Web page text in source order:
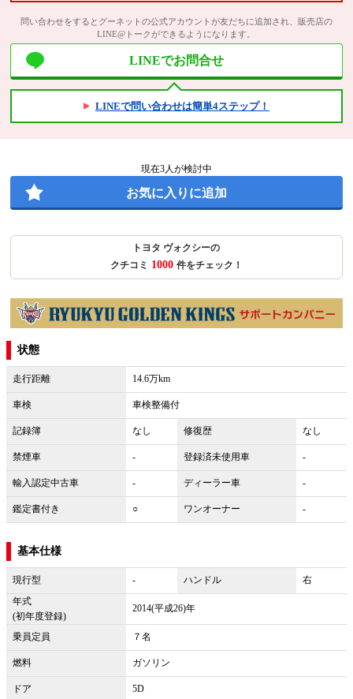
問い合わせをするとグーネットの公式アカウントが友だちに追加され、販売店の
LINE@トークができるようになります。
LINEでお問合せ
LINEで問い合わせは簡単4ステップ！
現在3人が検討中
お気に入りに追加
トヨタ ヴォクシーの
クチコミ 1000 件をチェック！
状態
走行距離 14.6万km
車検 車検整備付
記録簿 なし 修復歴 なし
禁煙車 - 登録済未使用車 -
輸入認定中古車 - ディーラー車 -
鑑定書付き ○ ワンオーナー -
基本仕様
現行型 - ハンドル
右
年式
(初年度登録)
2014(平成26)年
乗員定員 ７名
燃料 ガソリン
ドア
5D